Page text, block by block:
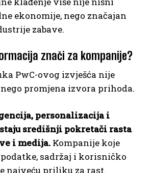
ekonomije, nego značajan
zabave.
znači za kompanije?
PwC-ovog izvješća nije
promjena izvora prihoda.
personalizacija i
središnji pokretači rasta
i medija. Kompanije koje
sadržaj i korisničko
najveću priliku za rast.